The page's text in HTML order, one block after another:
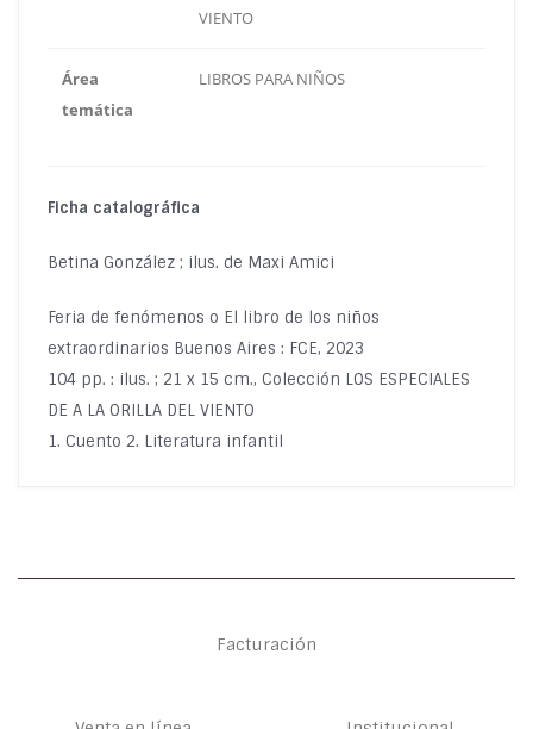
VIENTO
Área
temática
LIBROS PARA NIÑOS
Ficha catalográfica
Betina González ; ilus. de Maxi Amici
Feria de fenómenos o El libro de los niños
extraordinarios Buenos Aires : FCE, 2023
104 pp. : ilus. ; 21 x 15 cm., Colección LOS ESPECIALES
DE A LA ORILLA DEL VIENTO
1. Cuento 2. Literatura infantil
Facturación